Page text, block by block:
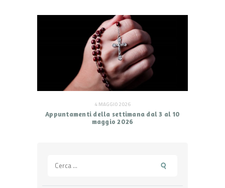
4 MAGGIO 2026
Appuntamenti della settimana dal 3 al 10
maggio 2026
per: